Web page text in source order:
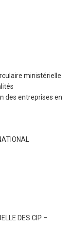
ministérielle
des entreprises en
DES CIP –